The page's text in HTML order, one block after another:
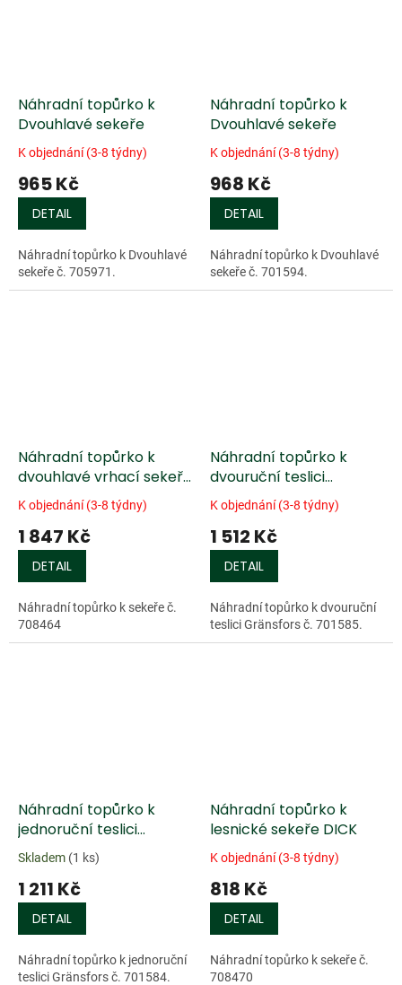
Náhradní topůrko k
Dvouhlavé sekeře
K objednání (3-8 týdny)
965 Kč
DETAIL
Náhradní topůrko k Dvouhlavé
sekeře č. 705971.
Náhradní topůrko k
Dvouhlavé sekeře
K objednání (3-8 týdny)
968 Kč
DETAIL
Náhradní topůrko k Dvouhlavé
sekeře č. 701594.
Náhradní topůrko k
dvouhlavé vrhací sekeře
Hultafors®
K objednání (3-8 týdny)
1 847 Kč
DETAIL
Náhradní topůrko k sekeře č.
708464
Náhradní topůrko k
dvouruční teslici
Gränsfors®, žlabovce
K objednání (3-8 týdny)
1 512 Kč
DETAIL
Náhradní topůrko k dvouruční
teslici Gränsfors č. 701585.
Náhradní topůrko k
jednoruční teslici
Gränsfors®, žlabovce
Skladem (1 ks)
1 211 Kč
DETAIL
Náhradní topůrko k jednoruční
teslici Gränsfors č. 701584.
Náhradní topůrko k
lesnické sekeře DICK
K objednání (3-8 týdny)
818 Kč
DETAIL
Náhradní topůrko k sekeře č.
708470